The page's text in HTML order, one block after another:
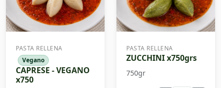
PASTA RELLENA
Vegano
CAPRESE - VEGANO
x750
PASTA RELLENA
ZUCCHINI x750grs
750gr